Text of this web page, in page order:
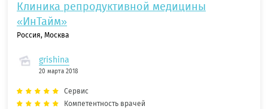
Клиника репродуктивной медицины
«ИнТайм»
Россия, Москва
grishina
20 марта 2018
Сервис
Компетентность врачей